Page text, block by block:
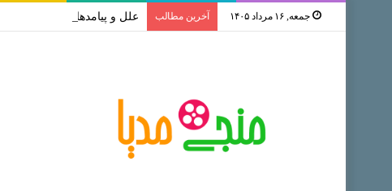
جمعه, ۱۶ مرداد ۱۴۰۵ آخرین مطالب علل و پیامدهای بازداشت